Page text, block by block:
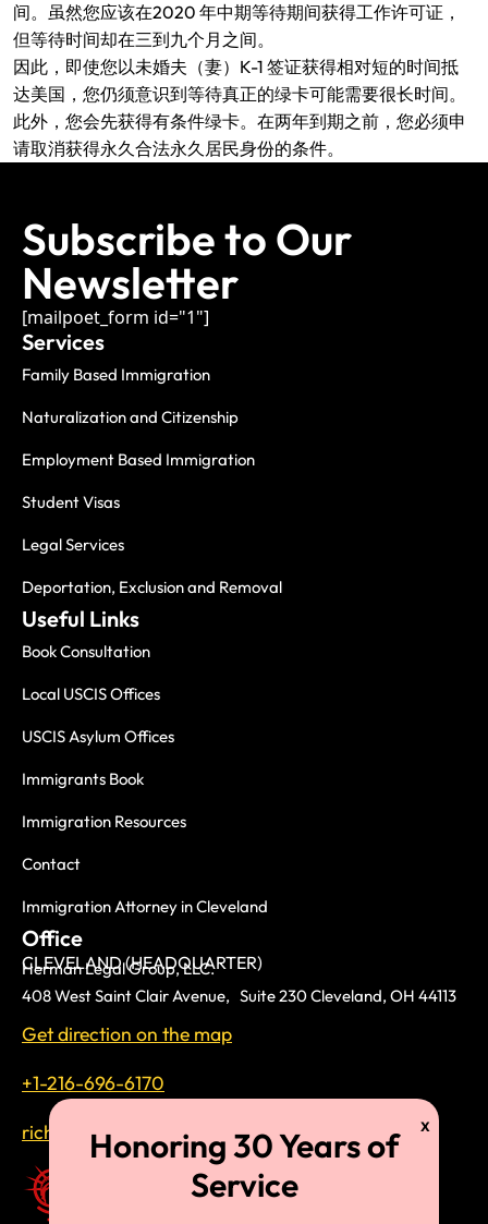
间。虽然您应该在2020 年中期等待期间获得工作许可证，
但等待时间却在三到九个月之间。
因此，即使您以未婚夫（妻）K-1 签证获得相对短的时间抵
达美国，您仍须意识到等待真正的绿卡可能需要很长时间。
此外，您会先获得有条件绿卡。在两年到期之前，您必须申
请取消获得永久合法永久居民身份的条件。
Subscribe to Our
Newsletter
[mailpoet_form id="1"]
Services
Family Based Immigration
Naturalization and Citizenship
Employment Based Immigration
Student Visas
Legal Services
Deportation, Exclusion and Removal
Useful Links
Book Consultation
Local USCIS Offices
USCIS Asylum Offices
Immigrants Book
Immigration Resources
Contact
Immigration Attorney in Cleveland
Office
CLEVELAND (HEADQUARTER)
Herman Legal Group, LLC.
408 West Saint Clair Avenue, Suite 230 Cleveland, OH 44113
Get direction on the map
+1-216-696-6170
richardtmherman@gmail.com